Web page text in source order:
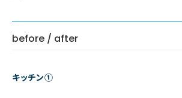
before / after
キッチン①